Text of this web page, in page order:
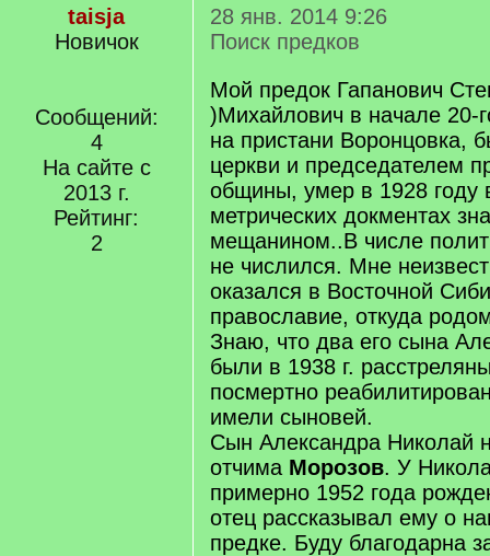
taisja
Новичок
Сообщений:
4
На сайте с
2013 г.
Рейтинг:
2
28 янв. 2014 9:26
Поиск предков
Мой предок Гапанович
)Михайлович в начале 20-
на пристани Воронцовка,
церкви и председателем
общины, умер в 1928 году
метрических докментах
мещанином..В числе
не числился. Мне
оказался в Восточной
православие, откуда
Знаю, что два его сына
были в 1938 г.
посмертно
имели сыновей.
Сын Александра Николай
отчима Морозов. У
примерно 1952 года
отец рассказывал ему о
предке. Буду благодарна